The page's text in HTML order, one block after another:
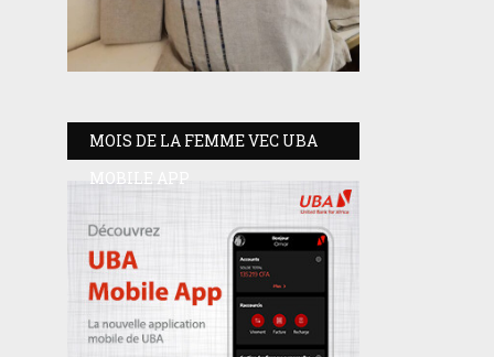
MOIS DE LA FEMME VEC UBA
MOBILE APP